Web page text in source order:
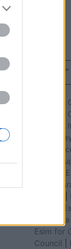
Esim for
Esim for
Esim for
for
for
World
United
for Africa
Esim for
Council